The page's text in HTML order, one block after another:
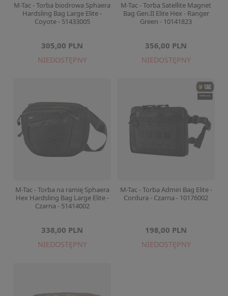
M-Tac - Torba biodrowa Sphaera
Hardsling Bag Large Elite -
Coyote - 51433005
305,00 PLN
NIEDOSTĘPNY
M-Tac - Torba Satellite Magnet
Bag Gen.II Elite Hex - Ranger
Green - 10141823
356,00 PLN
NIEDOSTĘPNY
M-Tac - Torba na ramię Sphaera
Hex Hardsling Bag Large Elite -
Czarna - 51414002
338,00 PLN
NIEDOSTĘPNY
M-Tac - Torba Admin Bag Elite -
Cordura - Czarna - 10176002
198,00 PLN
NIEDOSTĘPNY